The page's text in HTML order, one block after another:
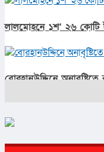
লালমোহনে ১শ’ ২৬ কোটি
বোরহানউদ্দিনে